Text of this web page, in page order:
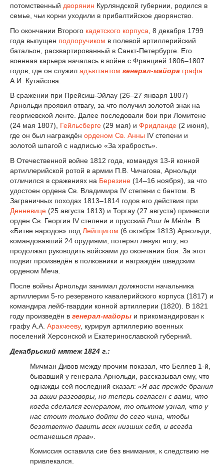
потомственный дворянин Курляндской губернии, родился в
семье, чьи корни уходили в прибалтийское дворянство.
По окончании Второго кадетского корпуса , 8 декабря 1799
года выпущен подпоручиком в полевой артиллерийский
батальон, расквартированный в Санкт-Петербурге. Его
военная карьера началась в войне с Францией 1806–1807
годов, где он служил адъютантом генерал-майора графа
А.И. Кутайсова.
В сражении при Прейсиш-Эйлау (26–27 января 1807)
Арнольди проявил отвагу, за что получил золотой знак на
георгиевской ленте. Далее последовали бои при Ломитене
(24 мая 1807), Гейльсберге (29 мая) и Фридланде (2 июня),
где он был награждён орденом Св. Анны IV степени и
золотой шпагой с надписью «За храбрость».
В Отечественной войне 1812 года, командуя 13-й конной
артиллерийской ротой в армии П.В. Чичагова, Арнольди
отличился в сражениях на Березине (14–16 ноября), за что
удостоен ордена Св. Владимира IV степени с бантом. В
Заграничных походах 1813–1814 годов его действия при
Денневице (25 августа 1813) и Торгау (27 августа) принесли
орден Св. Георгия IV степени и прусский Pour le Mérite . В
«Битве народов» под Лейпцигом (6 октября 1813) Арнольди,
командовавший 24 орудиями, потерял левую ногу, но
продолжал руководить войсками до окончания боя. За этот
подвиг произведён в полковники и награждён шведским
орденом Меча.
После войны Арнольди занимал должности начальника
артиллерии 5-го резервного кавалерийского корпуса (1817) и
командира лейб-гвардии конной артиллерии (1820). В 1821
году произведён в генерал-майоры и прикомандирован к
графу А.А. Аракчееву, курируя артиллерию военных
поселений Херсонской и Екатеринославской губерний.
Декабрьский мятеж 1824 г.:
Мичман Дивов между прочим показал, что Беляев 1-й,
бывавший у генерала Арнольди, рассказывал ему, что
однажды сей последний сказал: «Я вас прежде бранил
за ваши разговоры, но теперь согласен с вами, что
когда сделался генералом, то опытом узнал, что у
нас стоит только дойти до сего чина, чтобы
безответно давить всех низших себя, и всегда
останешься прав»
Комиссия оставила сие без внимания, к следствию не
привлекался.